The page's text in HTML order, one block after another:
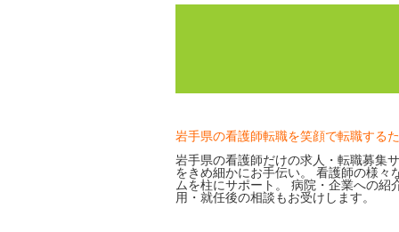
岩手県の看護師転職を笑顔で転職する
岩手県の看護師だけの求人・転職募集
をきめ細かにお手伝い。 看護師の様々
ムを柱にサポート。 病院・企業への
用・就任後の相談もお受けします。